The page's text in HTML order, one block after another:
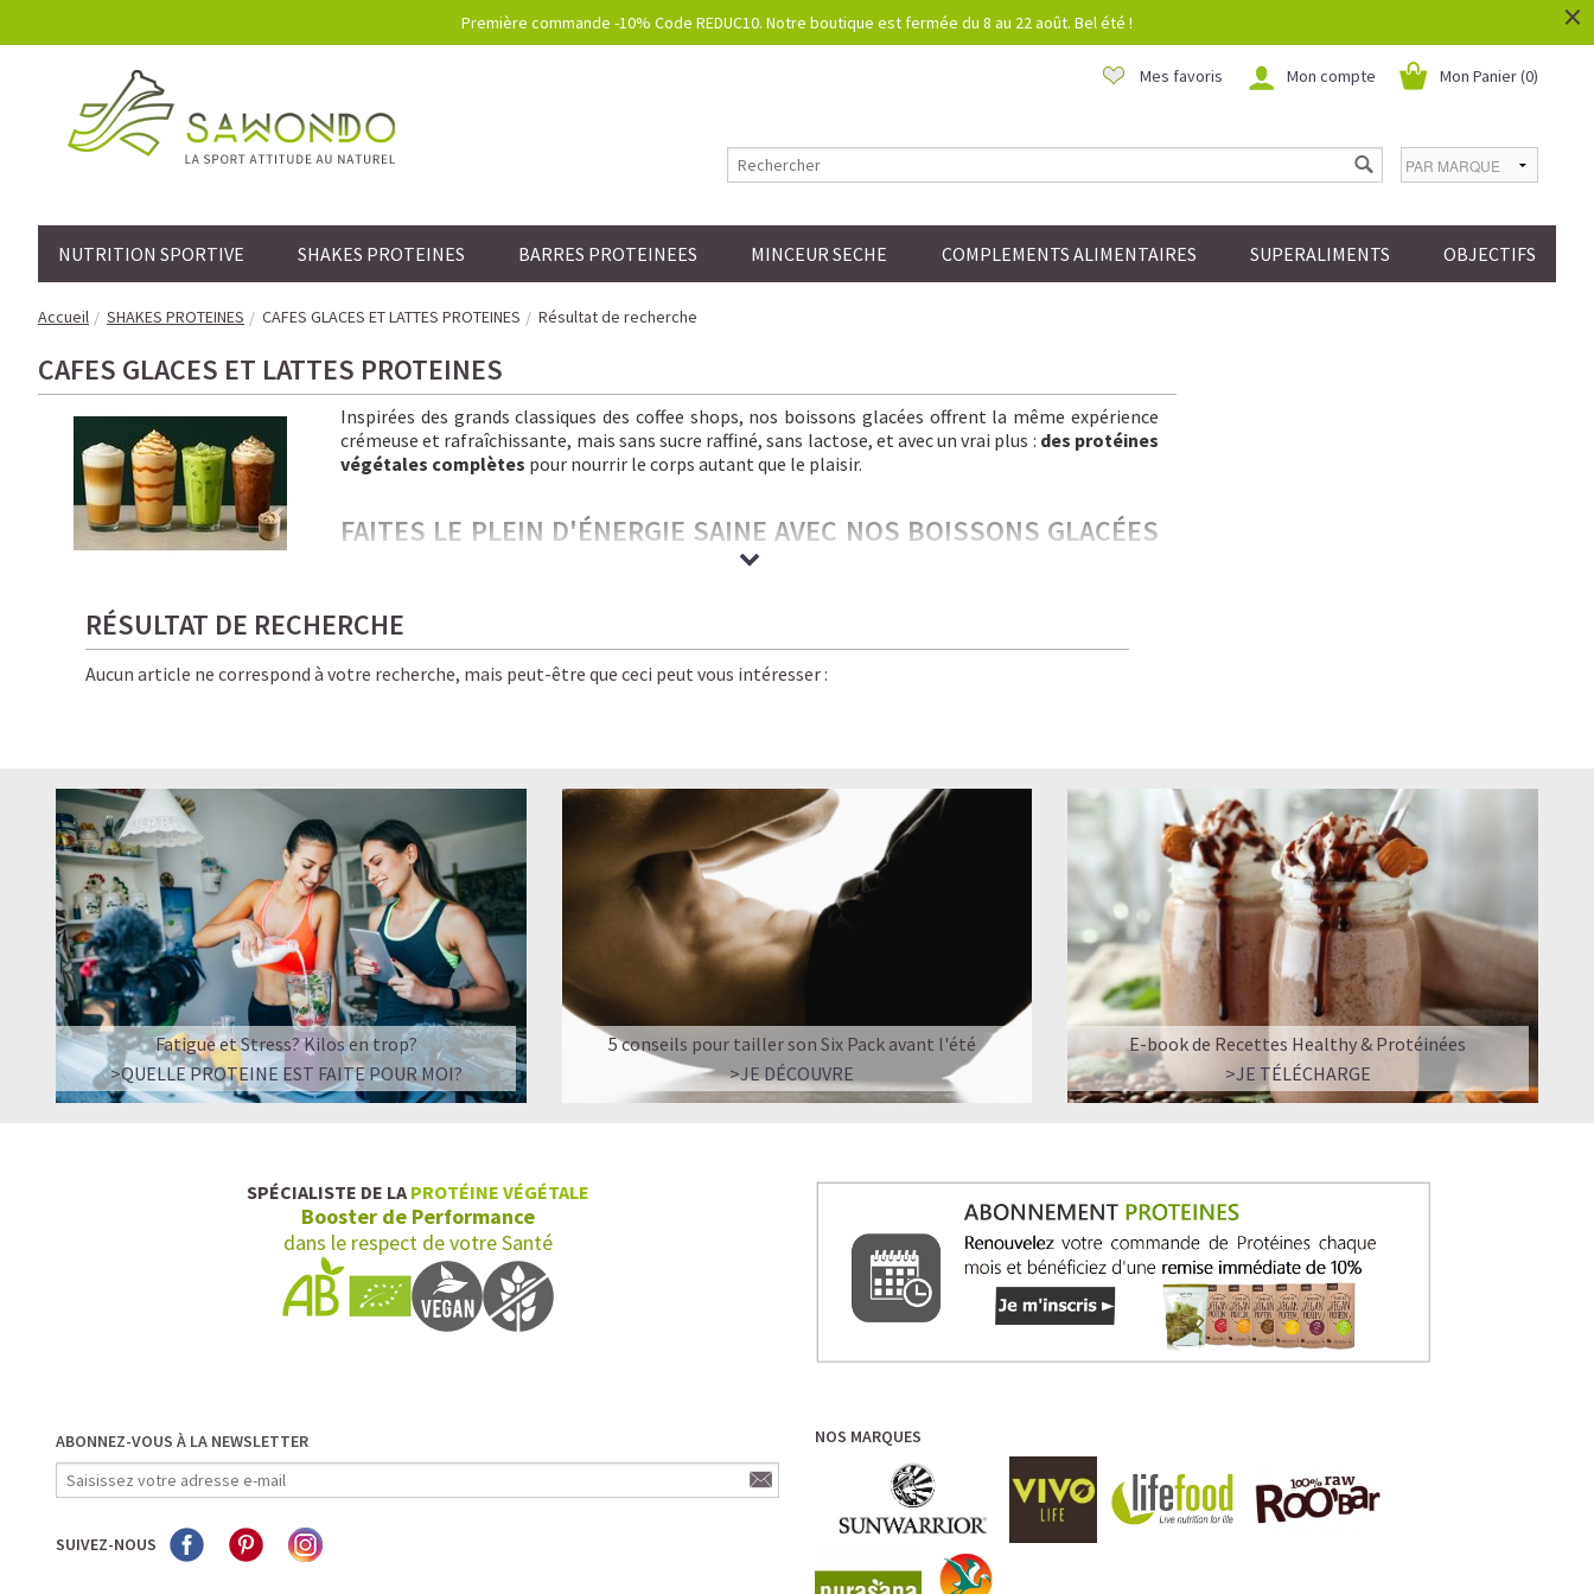
Première commande -10% Code REDUC10. Notre boutique est fermée du 8 au 22 août. Bel été ! ×
Mon Panier (0)
Mon compte
Mes favoris
NUTRITION SPORTIVE SHAKES PROTEINES BARRES PROTEINEES MINCEUR SECHE COMPLEMENTS ALIMENTAIRES SUPERALIMENTS OBJECTIFS
Accueil SHAKES PROTEINES CAFES GLACES ET LATTES PROTEINES Résultat de recherche
CAFES GLACES ET LATTES PROTEINES
Inspirées des grands classiques des coffee shops, nos boissons glacées offrent la même expérience
crémeuse et rafraîchissante, mais sans sucre raffiné, sans lactose, et avec un vrai plus : des protéines
végétales complètes pour nourrir le corps autant que le plaisir.
FAITES LE PLEIN D'ÉNERGIE SAINE AVEC NOS BOISSONS GLACÉES
Froides, onctueuses, irrésistiblement gourmandes — nos boissons glacées ont tout pour plaire aux
amateurs de café… et de bien-être.
Ici, chaque gorgée allie saveur, énergie stable et légèreté. C’est le plaisir caféiné réinventé — bon
LE PLAISIR D’UN CAFÉ-SHOP, SANS LE SUCRE NI LES COMPROMIS
☕ LATTE MACCHIATO GLACÉ
RÉSULTAT DE RECHERCHE
Aucun article ne correspond à votre recherche, mais peut-être que ceci peut vous intéresser :
Fatigue et Stress? Kilos en trop?
>QUELLE PROTEINE EST FAITE POUR MOI?
5 conseils pour tailler son Six Pack avant l'été
>JE DÉCOUVRE
E-book de Recettes Healthy & Protéinées
>JE TÉLÉCHARGE
SPÉCIALISTE DE LA PROTÉINE VÉGÉTALE
Booster de Performance
dans le respect de votre Santé
ABONNEZ-VOUS À LA NEWSLETTER
SUIVEZ-NOUS
NOS MARQUES